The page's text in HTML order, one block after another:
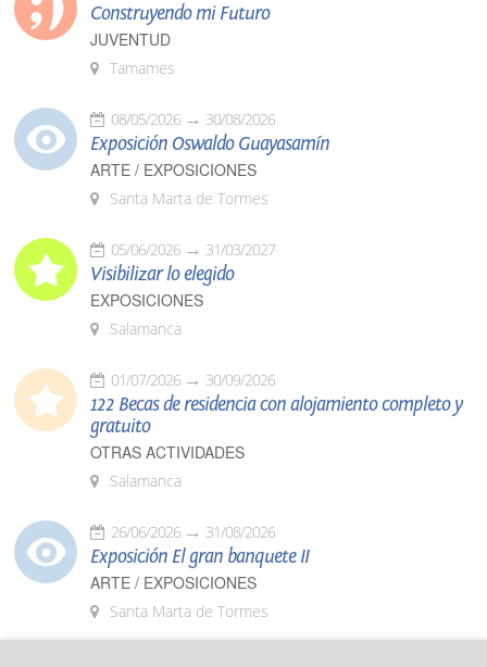
Construyendo mi Futuro
JUVENTUD
Tamames
08/05/2026 30/08/2026
Exposición Oswaldo Guayasamín
ARTE / EXPOSICIONES
Santa Marta de Tormes
05/06/2026 31/03/2027
Visibilizar lo elegido
EXPOSICIONES
Salamanca
01/07/2026 30/09/2026
122 Becas de residencia con alojamiento completo y
gratuito
OTRAS ACTIVIDADES
Salamanca
26/06/2026 31/08/2026
Exposición El gran banquete II
ARTE / EXPOSICIONES
Santa Marta de Tormes